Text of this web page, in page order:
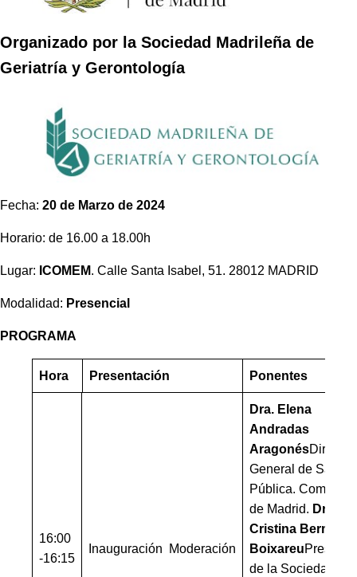
Organizado por la Sociedad Madrileña de
Geriatría y Gerontología
Fecha: 20 de Marzo de 2024
Horario: de 16.00 a 18.00h
Lugar: ICOMEM. Calle Santa Isabel, 51. 28012 MADRID
Modalidad: Presencial
PROGRAMA
Hora Presentación Ponentes
16:00
-16:15
Inauguración Moderación
Dra. Elena
Andradas
Aragonés
General de Salud
Pública.
de Madrid. Dra.
Cristina Bermejo
Boixareu
de la Sociedad